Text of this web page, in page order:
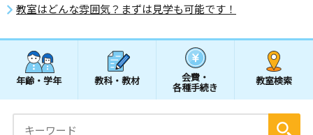
教室はどんな雰囲気？まずは見学も可能です！
年齢・学年 教科・教材 会費・
各種手続き
教室検索